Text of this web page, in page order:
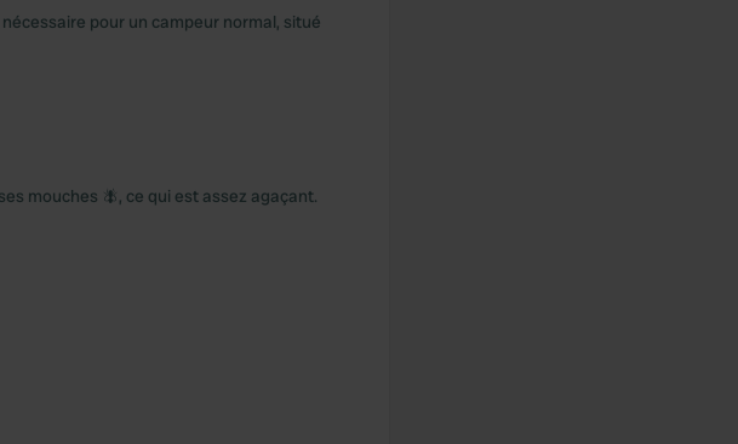
pour un campeur normal, situé
mouches 🪰, ce qui est assez agaçant.